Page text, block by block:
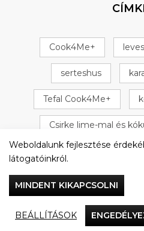
Cook4Me+ leves
serteshus
Tefal Cook4Me+
Csirke lime-mal és
+ 16
Weboldalunk fejlesztése
látogatóinkról.
MINDENT KIKAPCSOLNI
BEÁLLÍTÁSOK